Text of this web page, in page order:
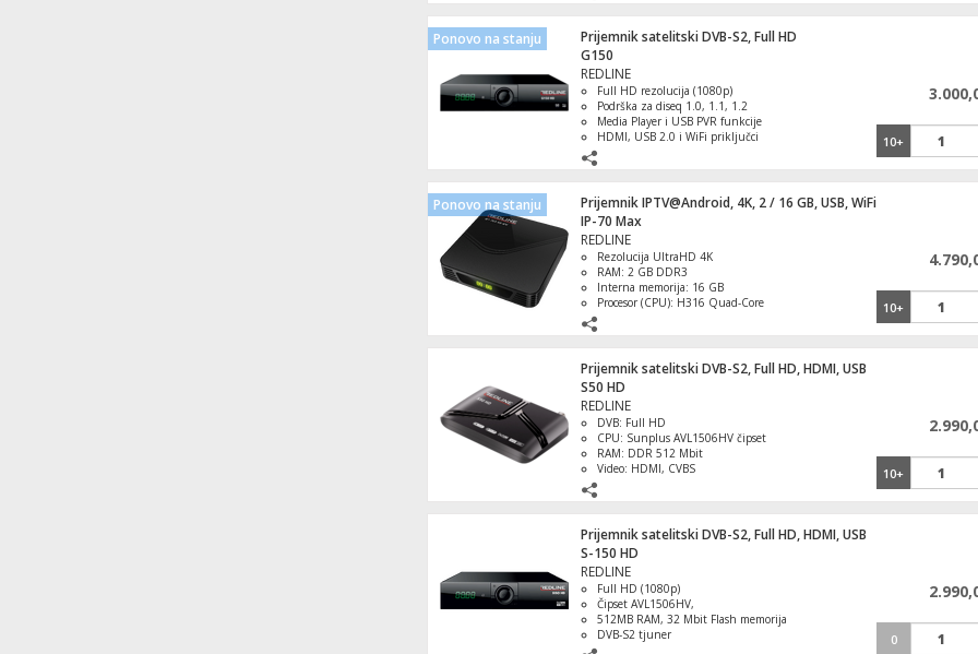
Ponovo na stanju
Prijemnik satelitski DVB-S2, Full HD
G150
REDLINE
Full HD rezolucija (1080p)
Podrška za diseq 1.0, 1.1, 1.2
Media Player i USB PVR funkcije
HDMI, USB 2.0 i WiFi priključci
OTA.
10+
Ponovo na stanju
Prijemnik IPTV@Android, 4K, 2 / 16 GB, USB, WiFi
IP-70 Max
REDLINE
Rezolucija UltraHD 4K
RAM: 2 GB DDR3
Interna memorija: 16 GB
Procesor (CPU): H316 Quad-Core
HDMI 2.0, 4K 2K video izlaz
10+
Prijemnik satelitski DVB-S2, Full HD, HDMI, USB
S50 HD
REDLINE
DVB: Full HD
CPU: Sunplus AVL1506HV čipset
RAM: DDR 512 Mbit
Video: HDMI, CVBS
10+
Prijemnik satelitski DVB-S2, Full HD, HDMI, USB
S-150 HD
REDLINE
Full HD (1080p)
Čipset AVL1506HV,
512MB RAM, 32 Mbit Flash memorija
DVB-S2 tjuner
0
Pojačalo DTX/TRIPLEX
Daljinski upravljač za Telefunken TV